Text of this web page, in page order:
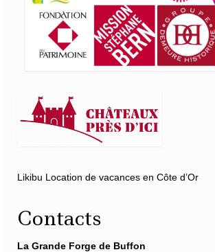
Likibu Location de vacances en Côte d’Or
Contacts
La Grande Forge de Buffon